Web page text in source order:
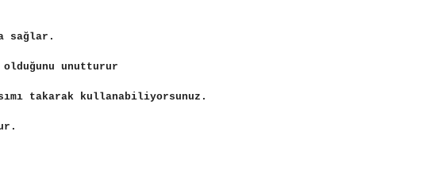
sağlar.
unutturur
takarak kullanabiliyorsunuz.